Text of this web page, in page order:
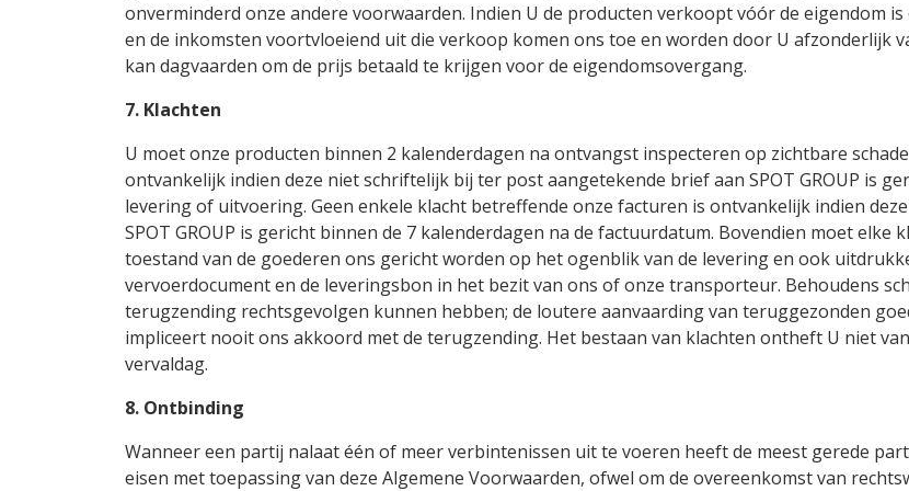
onverminderd onze andere voorwaarden. Indien U de producten verkoopt vóór de eigendom is
en de inkomsten voortvloeiend uit die verkoop komen ons toe en worden door U afzonderlijk
kan dagvaarden om de prijs betaald te krijgen voor de eigendomsovergang.
7. Klachten
U moet onze producten binnen 2 kalenderdagen na ontvangst inspecteren op zichtbare
ontvankelijk indien deze niet schriftelijk bij ter post aangetekende brief aan SPOT GROUP is
levering of uitvoering. Geen enkele klacht betreffende onze facturen is ontvankelijk indien
SPOT GROUP is gericht binnen de 7 kalenderdagen na de factuurdatum. Bovendien moet
toestand van de goederen ons gericht worden op het ogenblik van de levering en ook
vervoerdocument en de leveringsbon in het bezit van ons of onze transporteur. Behoudens
terugzending rechtsgevolgen kunnen hebben; de loutere aanvaarding van teruggezonden
impliceert nooit ons akkoord met de terugzending. Het bestaan van klachten ontheft U niet
vervaldag.
8. Ontbinding
Wanneer een partij nalaat één of meer verbintenissen uit te voeren heeft de meest gerede
eisen met toepassing van deze Algemene Voorwaarden, ofwel om de overeenkomst van